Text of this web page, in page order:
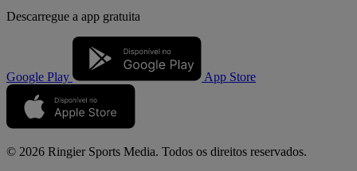
Descarregue a app gratuita
Google Play App Store
© 2026 Ringier Sports Media. Todos os direitos reservados.